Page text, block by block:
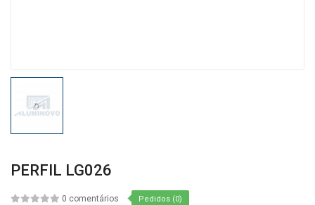
PERFIL LG026
0 comentários Pedidos (0)